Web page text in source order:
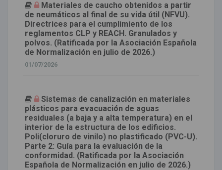
Materiales de caucho obtenidos a partir
de neumáticos al final de su vida útil (NFVU).
Directrices para el cumplimiento de los
reglamentos CLP y REACH. Granulados y
polvos. (Ratificada por la Asociación Española
de Normalización en julio de 2026.)
01/07/2026
Sistemas de canalización en materiales
plásticos para evacuación de aguas
residuales (a baja y a alta temperatura) en el
interior de la estructura de los edificios.
Poli(cloruro de vinilo) no plastificado (PVC-U).
Parte 2: Guía para la evaluación de la
conformidad. (Ratificada por la Asociación
Española de Normalización en julio de 2026.)